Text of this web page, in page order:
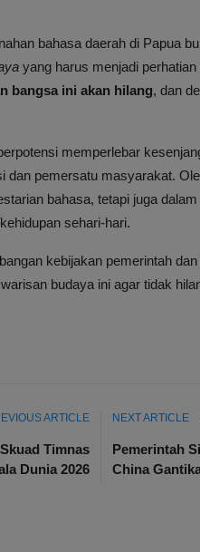
bahasa daerah di Papua
yang harus menjadi
bangsa ini akan hilang, dan
memperlebar
dan pemersatu masyarakat.
bahasa, tetapi juga
sehari-hari.
kebijakan pemerintah
budaya ini agar tidak
ARTICLE
Timnas
Dunia 2026
NEXT ARTICLE
Pemerintah
China